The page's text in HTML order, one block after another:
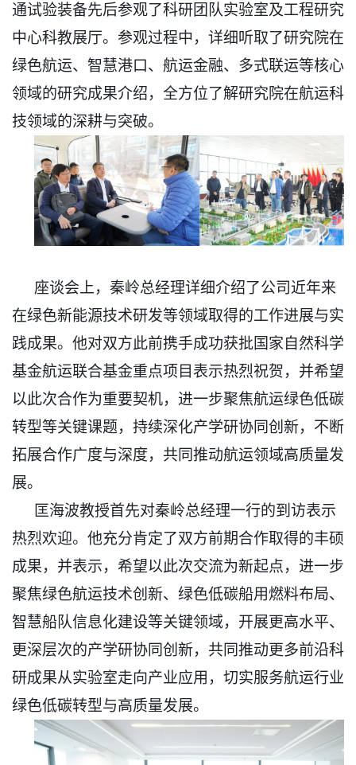
通试验装备先后参观了科研团队实验室及工程研究
中心科教展厅。参观过程中，详细听取了研究院在
绿色航运、智慧港口、航运金融、多式联运等核心
领域的研究成果介绍，全方位了解研究院在航运科
技领域的深耕与突破。
座谈会上，秦岭总经理详细介绍了公司近年来
在绿色新能源技术研发等领域取得的工作进展与实
践成果。他对双方此前携手成功获批国家自然科学
基金航运联合基金重点项目表示热烈祝贺，并希望
以此次合作为重要契机，进一步聚焦航运绿色低碳
转型等关键课题，持续深化产学研协同创新，不断
拓展合作广度与深度，共同推动航运领域高质量发
展。
匡海波教授首先对秦岭总经理一行的到访表示
热烈欢迎。他充分肯定了双方前期合作取得的丰硕
成果，并表示，希望以此次交流为新起点，进一步
聚焦绿色航运技术创新、绿色低碳船用燃料布局、
智慧船队信息化建设等关键领域，开展更高水平、
更深层次的产学研协同创新，共同推动更多前沿科
研成果从实验室走向产业应用，切实服务航运行业
绿色低碳转型与高质量发展。